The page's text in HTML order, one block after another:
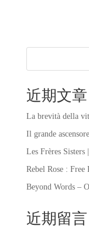
近期文章
La brevità della
Il grande
Les Frères Sisters
Rebel Rose : Free
Beyond Words –
近期留言